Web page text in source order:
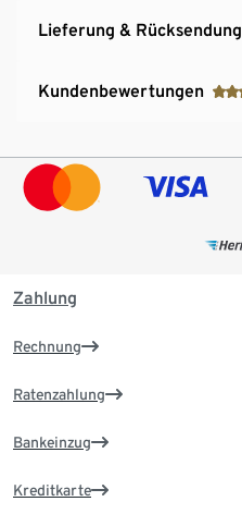
Lieferung & Rücksendung
Kundenbewertungen
Zahlung
Rechnung
Ratenzahlung
Bankeinzug
Kreditkarte